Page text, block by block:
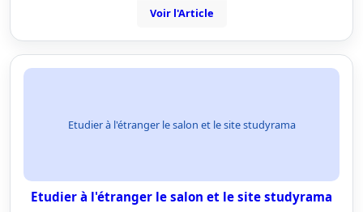
Voir l'Article
Etudier à l'étranger le salon et le site studyrama
Etudier à l'étranger le salon et le site studyrama